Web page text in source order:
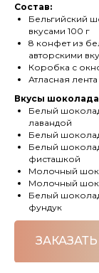
Состав:
Бельгийский
вкусами 100 г
8 конфет из
авторскими
Коробка с
Атласная
Вкусы
Белый
лавандой
Белый
Белый
фисташкой
Молочный
Молочный
Белый
фундук
ЗАКАЗАТЬ